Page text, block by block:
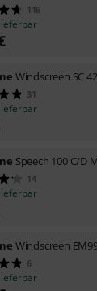
116
Windscreen SC
31
Speech 100 C/D
14
Windscreen
6